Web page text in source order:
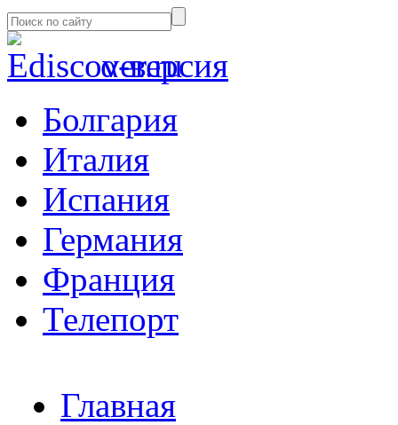
α-версия
Болгария
Италия
Испания
Германия
Франция
Телепорт
Главная